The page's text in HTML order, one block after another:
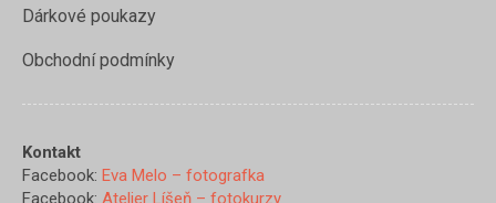
Dárkové poukazy
Obchodní podmínky
Kontakt
Facebook: Eva Melo – fotografka
Facebook: Atelier Líšeň – fotokurzyhttps://www.evamelo.cz/